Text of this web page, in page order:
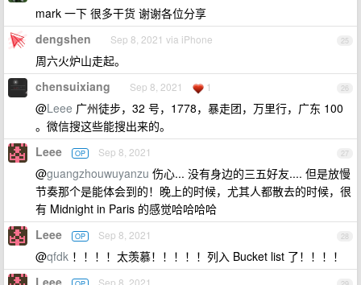
mark 一下 很多干货 谢谢各位分享
25
dengshen Sep 8, 2021 via iPhone
周六火炉山走起。
26
chensuixiang Sep 8, 2021 1
@Leee 广州徒步，32 号，1778，暴走团，万里行，广东 100
。微信搜这些能搜出来的。
27
Leee OP Sep 8, 2021
@guangzhouwuyanzu 伤心... 没有身边的三五好友.... 但是放慢
节奏那个是能体会到的！晚上的时候，尤其人都散去的时候，很
有 Midnight in Paris 的感觉哈哈哈哈
28
Leee OP Sep 8, 2021
@qfdk ！！！！太羡慕！！！！！列入 Bucket list 了！！！！
Leee Sep 8, 2021